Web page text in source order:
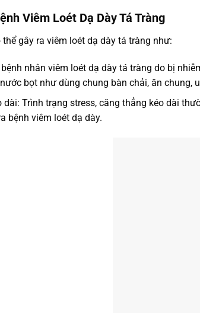
Viêm Loét Dạ Dày Tá Tràng
gây ra viêm loét dạ dày tá tràng như:
nhân viêm loét dạ dày tá tràng do bị
bọt như dùng chung bàn chải, ăn chung,
dài: Trình trạng stress, căng thẳng kéo dài
bệnh viêm loét dạ dày.